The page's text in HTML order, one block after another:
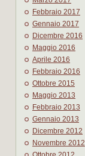
Febbraio 2017
Gennaio 2017
Dicembre 2016
Maggio 2016
Aprile 2016
Febbraio 2016
Ottobre 2015
Maggio 2013
Febbraio 2013
Gennaio 2013
Dicembre 2012
Novembre 2012